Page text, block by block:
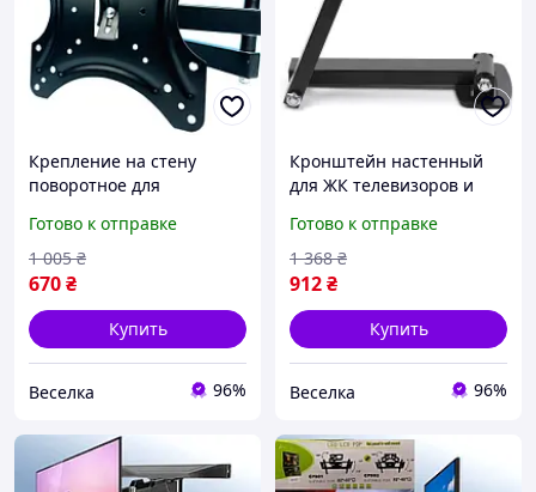
Крепление на стену
поворотное для
14-42 дюйма с
регулировкой угла
просмотра FLAME
Готово к отправке
670₴
1 005 ₴
Купить
Веселка 96%
Кронштейн настенный
для ЖК телевизоров и
поворотным механизмом
для удобного просмотра
FLAME
Готово к отправке
912₴
1 368 ₴
Купить
Веселка 96%